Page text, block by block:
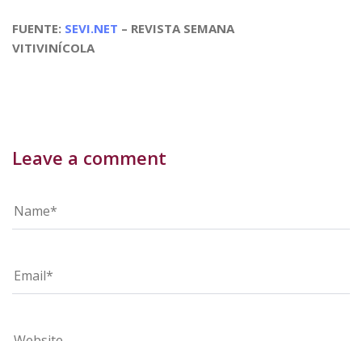
FUENTE: SEVI.NET – REVISTA SEMANA
VITIVINÍCOLA
Leave a comment